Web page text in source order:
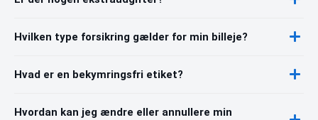
Hvilken type forsikring gælder for min billeje?
Hvad er en bekymringsfri etiket?
Hvordan kan jeg ændre eller annullere min